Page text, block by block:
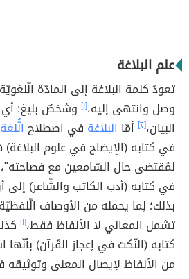
علم البلاغة
تعودُ كلمة البلاغة إلى المادّة
وصل وانتهى إليه،[١] وشخصٌ بليغ:
البيان،[٢] أمّا البلاغة في اصطلاح الُّلغة
في كتابه (الإيضاح في علوم
لمُقتضى حال السّامعين مع فصاحته"،
في كتابه (أدب الكاتب والشّاعر) إلى
بذلك؛ لِما يحمله من الأوصاف
تشمل المعاني لا الألفاظ فقط،[١]
كتابه (النّكت في إعجاز القُرآن)
من الألفاظ لإيصال المعنى